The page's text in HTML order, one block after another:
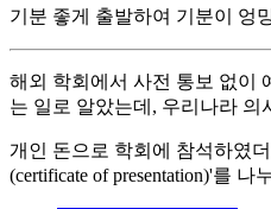
기분 좋게 출발하여 기분이 엉
해외 학회에서 사전 통보 없이
는 일로 알았는데, 우리나라 의
개인 돈으로 학회에 참석하였
(certificate of presentation)'를